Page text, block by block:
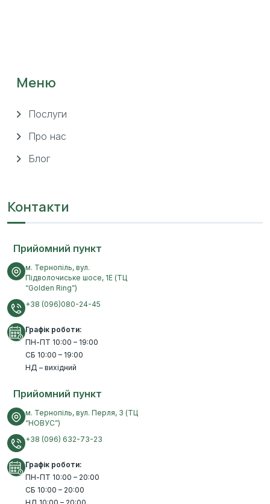
Меню
Послуги
Про нас
Блог
Контакти
Прийомний пункт
м. Тернопіль, вул.
Підволочиське шосе, 1Е (ТЦ
“Golden Ring”)
+38 (096)080-24-45
Графік роботи:
ПН-ПТ 10:00 – 19:00
СБ 10:00 – 19:00
НД – вихідний
Прийомний пункт
м. Тернопіль, вул. Перля, 3 (ТЦ
“НОВУС”)
+38 (096) 632-73-23
Графік роботи:
ПН-ПТ 10:00 – 20:00
СБ 10:00 – 20:00